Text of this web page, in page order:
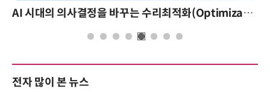
AI 시대의 의사결정을 바꾸는 수리최적화(Optimization): 실제 산업 적용 사례와 활용 전략
전자 많이 본 뉴스